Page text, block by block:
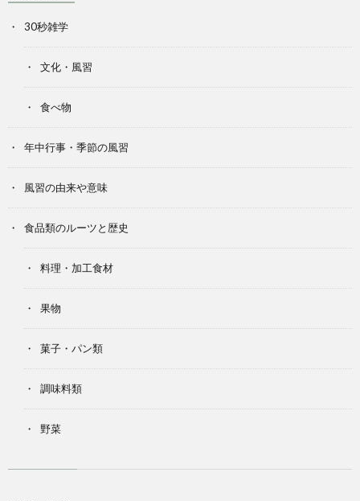
30秒雑学
文化・風習
食べ物
年中行事・季節の風習
風習の由来や意味
食品類のルーツと歴史
料理・加工食材
果物
菓子・パン類
調味料類
野菜